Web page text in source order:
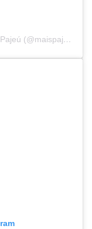
Uma publicação compartilhada por Mais Pajeú (@maispajeu)